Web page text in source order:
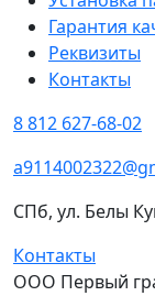
Гарантия
Реквизиты
Контакты
8 812 627-68-02
СПб, ул. Белы
Контакты
ООО Первый